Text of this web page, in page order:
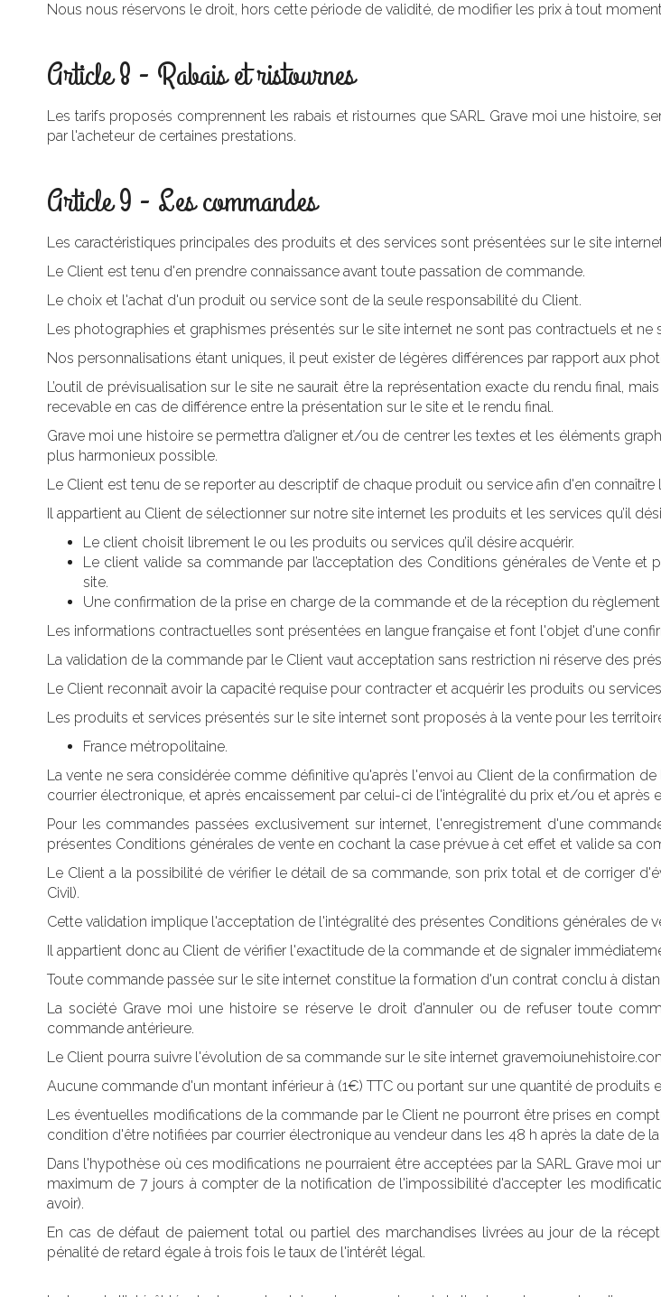
Nous nous réservons le droit, hors cette période de validité, de modifier les prix à tout
Article 8 - Rabais et ristournes
Les tarifs proposés comprennent les rabais et ristournes que SARL Grave moi une histoire,
par l'acheteur de certaines prestations.
Article 9 - Les commandes
Les caractéristiques principales des produits et des services sont présentées sur le site
Le Client est tenu d'en prendre connaissance avant toute passation de commande.
Le choix et l'achat d'un produit ou service sont de la seule responsabilité du Client.
Les photographies et graphismes présentés sur le site internet ne sont pas contractuels et ne
Nos personnalisations étant uniques, il peut exister de légères différences par rapport aux
L’outil de prévisualisation sur le site ne saurait être la représentation exacte du rendu final,
recevable en cas de différence entre la présentation sur le site et le rendu final.
Grave moi une histoire se permettra d’aligner et/ou de centrer les textes et les éléments
plus harmonieux possible.
Le Client est tenu de se reporter au descriptif de chaque produit ou service afin d'en
Il appartient au Client de sélectionner sur notre site internet les produits et les services qu’il
Le client choisit librement le ou les produits ou services qu’il désire acquérir.
Le client valide sa commande par l’acceptation des Conditions générales de Vente
site.
Une confirmation de la prise en charge de la commande et de la réception du
Les informations contractuelles sont présentées en langue française et font l'objet d'une
La validation de la commande par le Client vaut acceptation sans restriction ni réserve des
Le Client reconnaît avoir la capacité requise pour contracter et acquérir les produits ou
Les produits et services présentés sur le site internet sont proposés à la vente pour les
France métropolitaine.
La vente ne sera considérée comme définitive qu'après l'envoi au Client de la confirmation
courrier électronique, et après encaissement par celui-ci de l'intégralité du prix et/ou et
Pour les commandes passées exclusivement sur internet, l'enregistrement d'une
présentes Conditions générales de vente en cochant la case prévue à cet effet et valide sa
Le Client a la possibilité de vérifier le détail de sa commande, son prix total et de corriger
Civil).
Cette validation implique l'acceptation de l'intégralité des présentes Conditions générales de
Il appartient donc au Client de vérifier l'exactitude de la commande et de signaler
Toute commande passée sur le site internet constitue la formation d'un contrat conclu à
La société Grave moi une histoire se réserve le droit d'annuler ou de refuser toute
commande antérieure.
Le Client pourra suivre l'évolution de sa commande sur le site internet
Aucune commande d'un montant inférieur à (1€) TTC ou portant sur une quantité de produits
Les éventuelles modifications de la commande par le Client ne pourront être prises en
condition d'être notifiées par courrier électronique au vendeur dans les 48 h après la date de
Dans l'hypothèse où ces modifications ne pourraient être acceptées par la SARL Grave moi
maximum de 7 jours à compter de la notification de l'impossibilité d'accepter les
avoir).
En cas de défaut de paiement total ou partiel des marchandises livrées au jour de la
pénalité de retard égale à trois fois le taux de l'intérêt légal.